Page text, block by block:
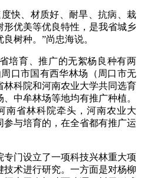
、材质好、耐旱、抗病、栽
优美等优良特性，是我省城乡
树种。”尚忠海说。
育、推广的无絮杨良种有两
口市国有西华林场（周口市无
科院和河南农业大学共同选育
中牟林场等地均有推广种植。
南省林科院牵头，河南农业大
与培育的，在全省都有推广运
门设立了一项科技兴林重大项
技术进行研究。一方面是对杨柳